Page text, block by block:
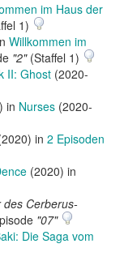
im Haus der
1)
Willkommen im
"2"(Staffel 1)
II: Ghost (2020-
) in Nurses (2020-
in 2 Episoden
(2020) in
Cerberus-
"07"
Die Saga vom